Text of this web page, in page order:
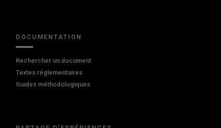
DOCUMENTATION
Rechercher un document
Textes réglementaires
Guides méthodologiques